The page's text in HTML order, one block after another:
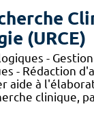
(URCE)
-
- Rédaction
aide à
clinique,